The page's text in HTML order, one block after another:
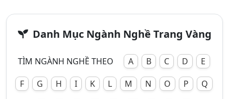
Danh Mục Ngành Nghề Trang Vàng
TÌM NGÀNH NGHỀ THEO A B C D
E
F
G H I K L M N O P Q